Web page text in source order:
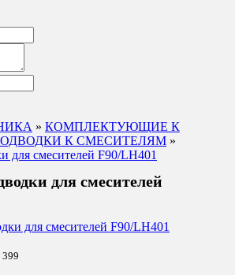
» КОМПЛЕКТУЮЩИЕ К
К СМЕСИТЕЛЯМ »
для смесителей F90/LH401
для смесителей
399